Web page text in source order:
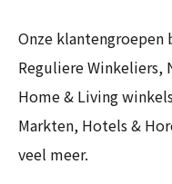
Onze
Reguliere Winkeliers,
Home & Living
Markten, Hotels &
veel meer.